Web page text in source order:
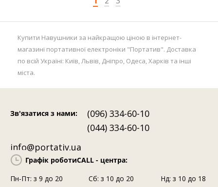
Купити Навушники за найкращою ціною в інтернет-
магазині портативної електроніки "Портатив". Доставка
по всій Україні: Київ, Львів, Дніпро, Одеса, Харків та інші
міста.
Зв'язатися з нами:
(096) 334-60-10
(044) 334-60-10
info@portativ.ua
Графік роботиCALL - центра:
Пн-Пт: з 9 до 20
Сб: з 10 до 20
Нд: з 10 до 18